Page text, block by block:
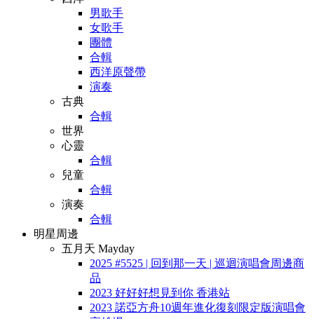
男歌手
女歌手
團體
合輯
西洋原聲帶
演奏
古典
合輯
世界
心靈
合輯
兒童
合輯
演奏
合輯
明星周邊
五月天 Mayday
2025 #5525 | 回到那一天 | 巡迴演唱會周邊商
品
2023 好好好想見到你 香港站
2023 諾亞方舟10週年進化復刻限定版演唱會